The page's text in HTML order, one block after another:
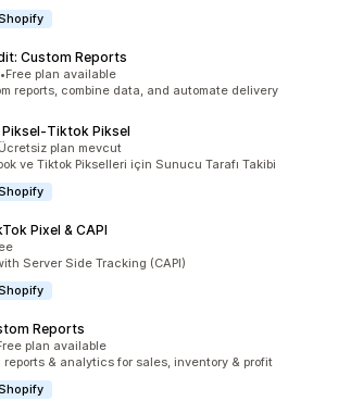
Custom Reports
•Free plan available
reports, combine data, and automate delivery
Piksel
Ücretsiz plan mevcut
ve Tiktok Pikselleri için Sunucu Tarafı Takibi
Pixel & CAPI
Server Side Tracking (CAPI)
Reports
plan available
reports & analytics for sales, inventory & profit